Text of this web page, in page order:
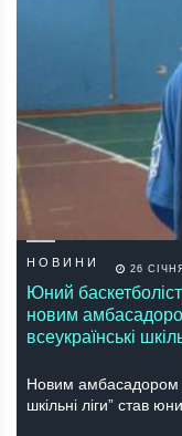
НОВИНИ 26
Юний
новим
всеукраїнські
Новим амбасадором
шкільні ліги” став